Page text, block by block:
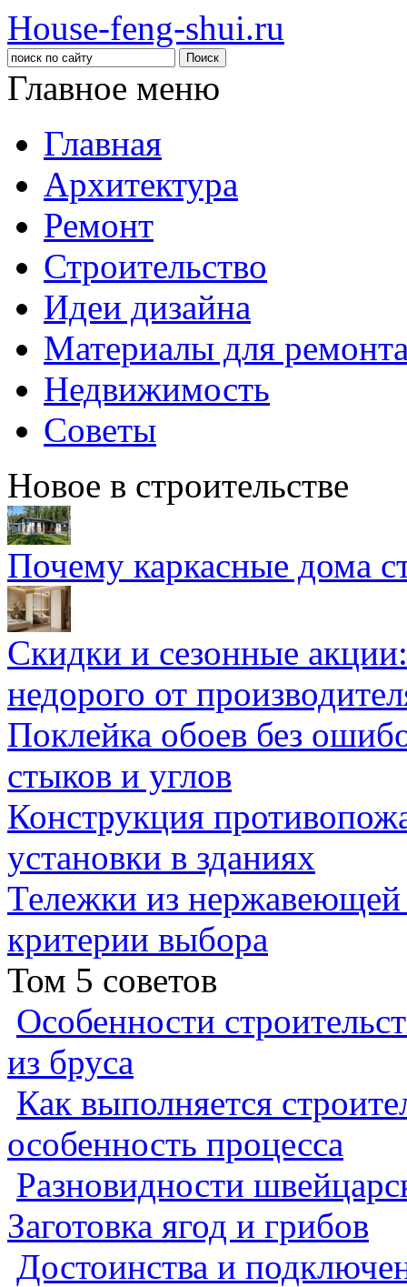
House-feng-shui.ru
Главное меню
Главная
Архитектура
Ремонт
Строительство
Идеи дизайна
Материалы для
Недвижимость
Советы
Новое в строительстве
Почему каркасные дома
Скидки и сезонные
недорого от
Поклейка обоев без
стыков и углов
Конструкция
установки в зданиях
Тележки из
критерии выбора
Том 5 советов
Особенности
из бруса
Как выполняется
особенность процесса
Разновидности
Заготовка ягод и грибов
Достоинства и